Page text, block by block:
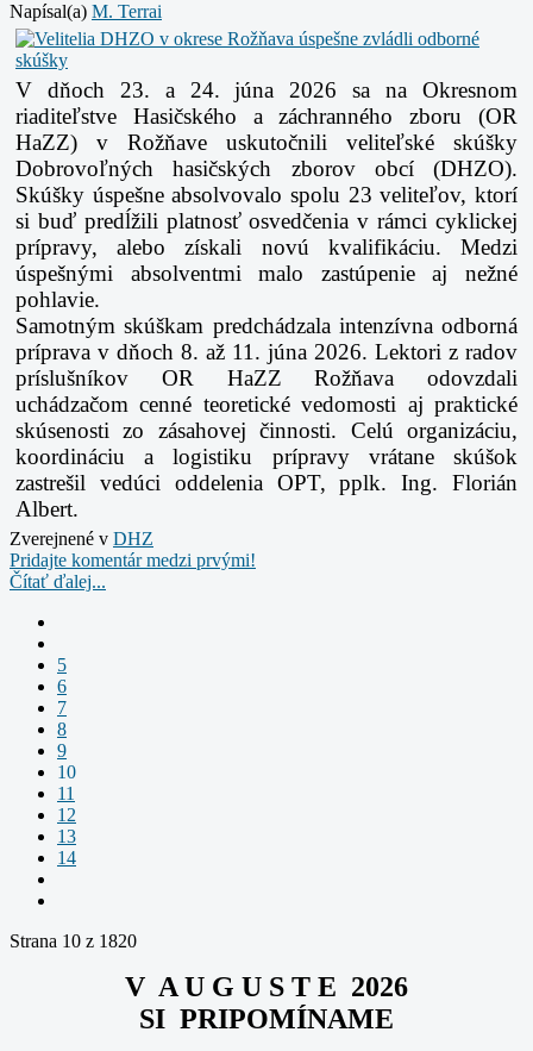
Napísal(a) M. Terrai
V dňoch 23. a 24. júna 2026 sa na Okresnom
riaditeľstve Hasičského a záchranného zboru (OR
HaZZ) v Rožňave uskutočnili veliteľské skúšky
Dobrovoľných hasičských zborov obcí (DHZO).
Skúšky úspešne absolvovalo spolu 23 veliteľov, ktorí
si buď predĺžili platnosť osvedčenia v rámci cyklickej
prípravy, alebo získali novú kvalifikáciu. Medzi
úspešnými absolventmi malo zastúpenie aj nežné
pohlavie.
Samotným skúškam predchádzala intenzívna odborná
príprava v dňoch 8. až 11. júna 2026. Lektori z radov
príslušníkov OR HaZZ Rožňava odovzdali
uchádzačom cenné teoretické vedomosti aj praktické
skúsenosti zo zásahovej činnosti. Celú organizáciu,
koordináciu a logistiku prípravy vrátane skúšok
zastrešil vedúci oddelenia OPT, pplk. Ing. Florián
Albert.
Zverejnené v DHZ
Pridajte komentár medzi prvými!
Čítať ďalej...
5
6
7
8
9
10
11
12
13
14
Strana 10 z 1820
V A U G U S T E 2026
SI PRIPOMÍNAME